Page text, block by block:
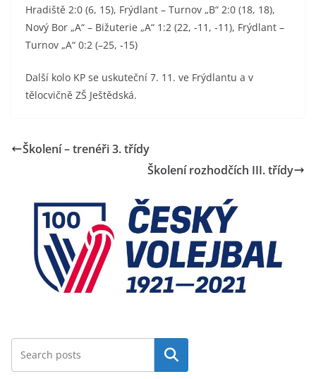
Hradiště 2:0 (6, 15), Frýdlant – Turnov „B“ 2:0 (18, 18),
Nový Bor „A“ – Bižuterie „A“ 1:2 (22, -11, -11), Frýdlant –
Turnov „A“ 0:2 (–25, -15)
Další kolo KP se uskuteční 7. 11. ve Frýdlantu a v
tělocvičně ZŠ Ještědská.
Školení – trenéři 3. třídy
Školení rozhodčích III. třídy
Hledat